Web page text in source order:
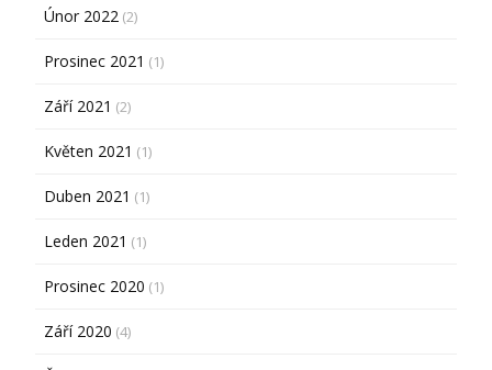
Únor 2022 (2)
Prosinec 2021 (1)
Září 2021 (2)
Květen 2021 (1)
Duben 2021 (1)
Leden 2021 (1)
Prosinec 2020 (1)
Září 2020 (4)